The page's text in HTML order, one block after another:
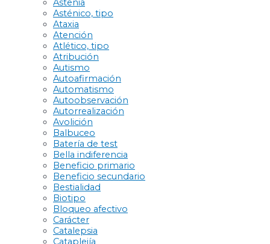
Astenia
Asténico, tipo
Ataxia
Atención
Atlético, tipo
Atribución
Autismo
Autoafirmación
Automatismo
Autoobservación
Autorrealización
Avolición
Balbuceo
Batería de test
Bella indiferencia
Beneficio primario
Beneficio secundario
Bestialidad
Biotipo
Bloqueo afectivo
Carácter
Catalepsia
Cataplejía